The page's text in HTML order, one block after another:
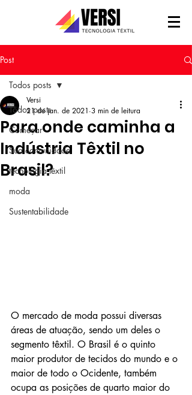
Post
Todos posts
Começar
Sua comunidade
tecnologia têxtil
moda
Sustentabilidade
Todos posts
Para onde caminha a
Indústria Têxtil no
Brasil?
Versi
21 de jan. de 2021 3 min de leitura
O mercado de moda possui diversas
áreas de atuação, sendo um deles o
segmento têxtil. O Brasil é o quinto
maior produtor de tecidos do mundo e o
maior de todo o Ocidente, também
ocupa as posições de quarto maior do